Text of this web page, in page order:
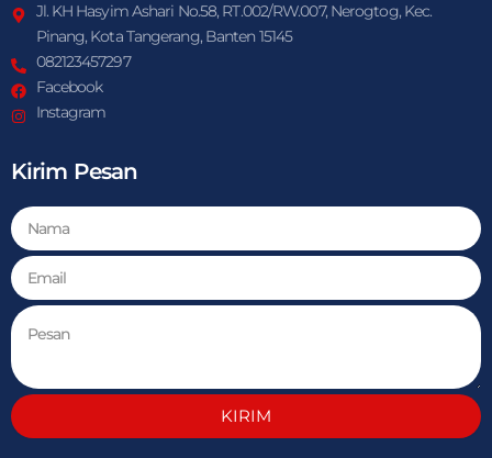
Jl. KH Hasyim Ashari No.58, RT.002/RW.007, Nerogtog, Kec.
Pinang, Kota Tangerang, Banten 15145
082123457297
Facebook
Instagram
Kirim Pesan
KIRIM